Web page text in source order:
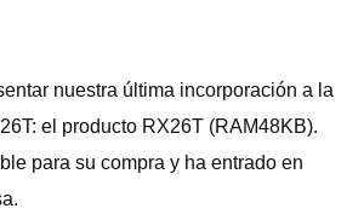
nuestra última incorporación a la
el producto RX26T (RAM48KB).
para su compra y ha entrado en